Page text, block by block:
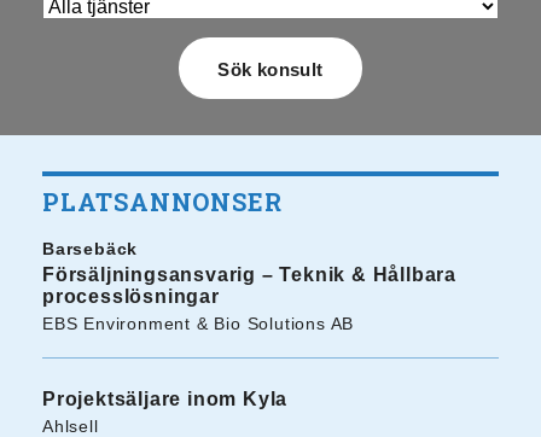
PLATSANNONSER
Barsebäck
Försäljningsansvarig – Teknik & Hållbara
processlösningar
EBS Environment & Bio Solutions AB
Projektsäljare inom Kyla
Ahlsell